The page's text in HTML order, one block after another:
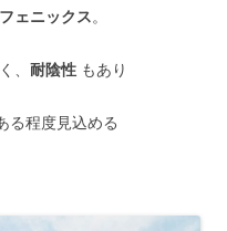
ェニックス。
、 耐陰性 もあり
る程度見込める